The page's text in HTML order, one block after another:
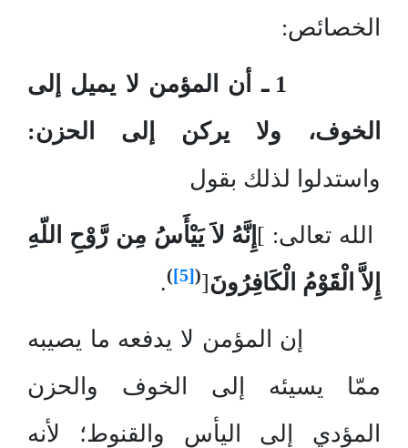
الخصائص:
1 ـ أن المؤمن لا يميل إلى
الخوف، ولا يركن إلى الحزن:
واستدلوا لذلك بقول
الله تعالى: ]إِنَّهُ لاَ يَيْأَسُ مِن رَّوْحِ اللّهِ
إِلاَّ الْقَوْمُ الْكَافِرُونَ[
(
[5]
)
.
إن المؤمن لا يدفعه ما يصيبه
ممّا يسيئه إلى الخوف والحزن
المؤدي إلى اليأس والقنوط؛ لأنه